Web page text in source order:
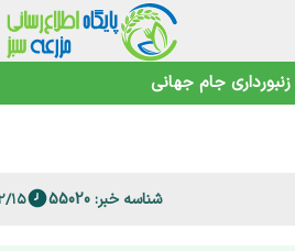
زنبورداری جام جهانی
شناسه خبر: 55020 ۱۴۰۵/